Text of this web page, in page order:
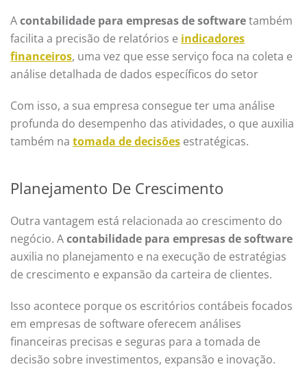
Acontabilidade para empresas de softwaretambém
facilita a precisão de relatórios e indicadores
financeiros, uma vez que esse serviço foca na coleta e
análise detalhada de dados específicos do setor
Com isso, a sua empresa consegue ter uma análise
profunda do desempenho das atividades, o que auxilia
também na tomada de decisões estratégicas.
Planejamento De Crescimento
Outra vantagem está relacionada ao crescimento do
negócio. Acontabilidade para empresas de software
auxilia no planejamento e na execução de estratégias
de crescimento e expansão da carteira de clientes.
Isso acontece porque os escritórios contábeis focados
em empresas de software oferecem análises
financeiras precisas e seguras para a tomada de
decisão sobre investimentos, expansão e inovação.